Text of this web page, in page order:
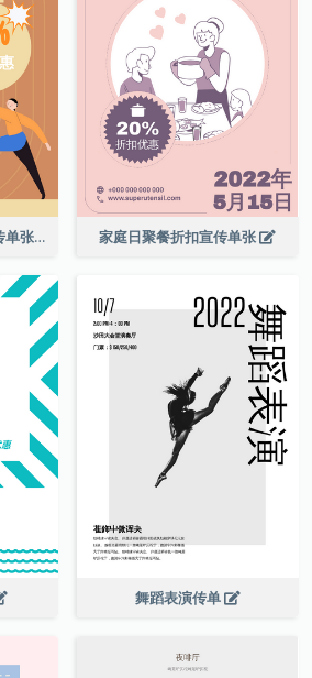
青年日网上商店折扣宣传单张 家庭日聚餐折扣宣传单张
舞蹈表演传单